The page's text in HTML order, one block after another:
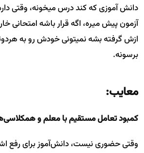
دانش آموزی که کند درس میخونه، وقتی
آزمون پیش میره، اگه قرار باشه امتحانی
ازش گرفته بشه نمیتونی خودش رو به
برسونه.
معایب:
کمبود تعامل مستقیم با معلم و
وقتی حضوری نیست، دانش‌آموز برای رفع